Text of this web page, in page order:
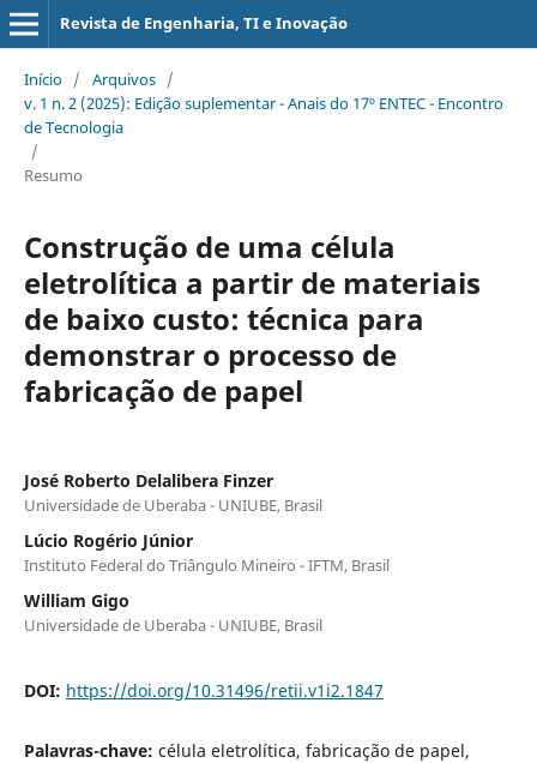
Revista de Engenharia, TI e Inovação
Início / Arquivos /
v. 1 n. 2 (2025): Edição suplementar - Anais do 17º ENTEC - Encontro
de Tecnologia
/
Resumo
Construção de uma célula
eletrolítica a partir de materiais
de baixo custo: técnica para
demonstrar o processo de
fabricação de papel
José Roberto Delalibera Finzer
Universidade de Uberaba - UNIUBE, Brasil
Lúcio Rogério Júnior
Instituto Federal do Triângulo Mineiro - IFTM, Brasil
William Gigo
Universidade de Uberaba - UNIUBE, Brasil
DOI: https://doi.org/10.31496/retii.v1i2.1847
Palavras-chave: célula eletrolítica, fabricação de papel,